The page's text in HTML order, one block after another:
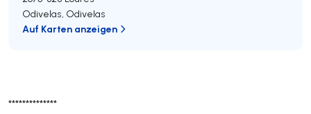
**************
Odivelas, Odivelas
Auf Karten anzeigen